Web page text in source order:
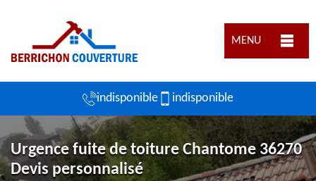
MENU
indisponible indisponible
Urgence fuite de toiture Chantome 36270
Devis personnalisé